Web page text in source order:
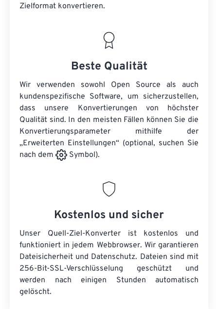
Zielformat konvertieren.
Beste Qualität
Wir verwenden sowohl Open Source als auch
kundenspezifische Software, um sicherzustellen,
dass unsere Konvertierungen von höchster
Qualität sind. In den meisten Fällen können Sie die
Konvertierungsparameter mithilfe der
„Erweiterten Einstellungen“ (optional, suchen Sie
nach dem
Symbol).
Kostenlos und sicher
Unser Quell-Ziel-Konverter ist kostenlos und
funktioniert in jedem Webbrowser. Wir garantieren
Dateisicherheit und Datenschutz. Dateien sind mit
256-Bit-SSL-Verschlüsselung geschützt und
werden nach einigen Stunden automatisch
gelöscht.